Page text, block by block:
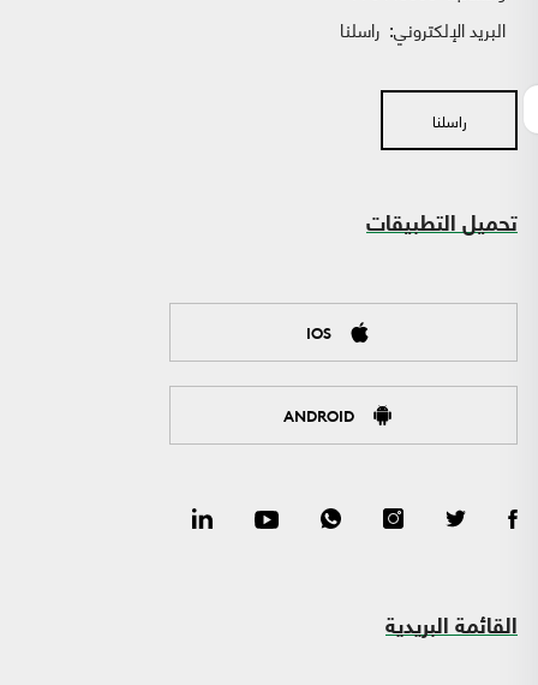
البريد الإلكتروني: راسلنا
راسلنا
تحميل التطبيقات
IOS
ANDROID
القائمة البريدية